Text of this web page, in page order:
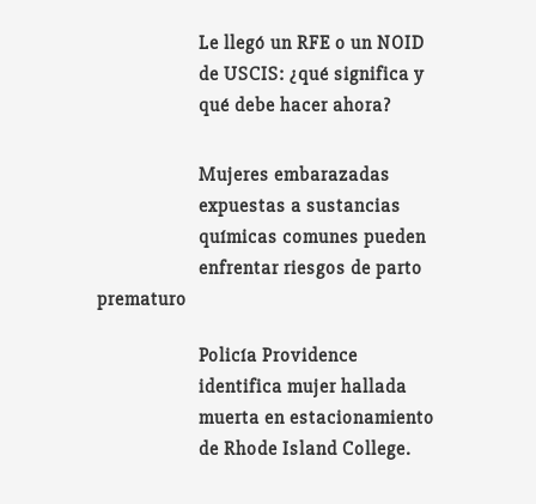
Le llegó un RFE o un NOID
de USCIS: ¿qué significa y
qué debe hacer ahora?
Mujeres embarazadas
expuestas a sustancias
químicas comunes pueden
enfrentar riesgos de parto
prematuro
Policía Providence
identifica mujer hallada
muerta en estacionamiento
de Rhode Island College.